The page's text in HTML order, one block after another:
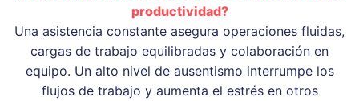
productividad?
Una asistencia constante asegura operaciones fluidas,
cargas de trabajo equilibradas y colaboración en
equipo. Un alto nivel de ausentismo interrumpe los
flujos de trabajo y aumenta el estrés en otros